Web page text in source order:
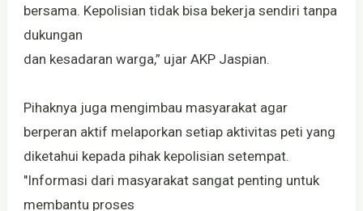
bersama. Kepolisian tidak bisa bekerja sendiri tanpa
dukungan
dan kesadaran warga,” ujar AKP Jaspian.
Pihaknya juga mengimbau masyarakat agar
berperan aktif melaporkan setiap aktivitas peti yang
diketahui kepada pihak kepolisian setempat.
"Informasi dari masyarakat sangat penting untuk
membantu proses